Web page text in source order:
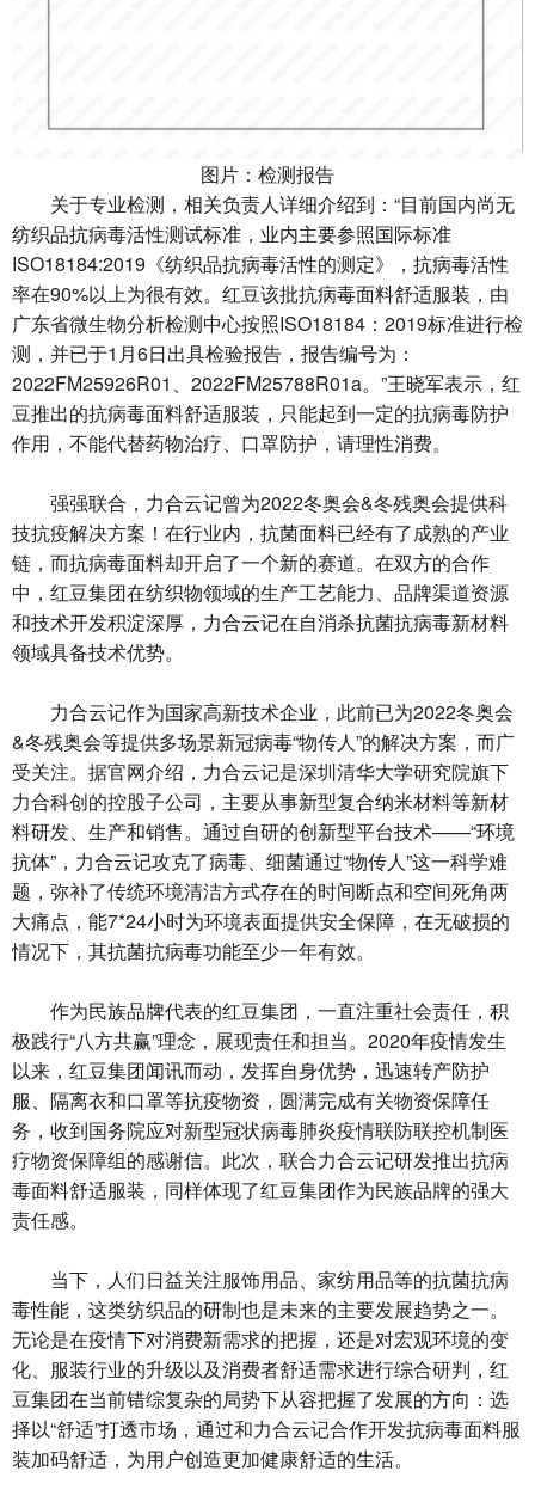
图片：检测报告
关于专业检测，相关负责人详细介绍到：“目前国内尚无
纺织品抗病毒活性测试标准，业内主要参照国际标准
ISO18184:2019《纺织品抗病毒活性的测定》，抗病毒活性
率在90%以上为很有效。红豆该批抗病毒面料舒适服装，由
广东省微生物分析检测中心按照ISO18184：2019标准进行检
测，并已于1月6日出具检验报告，报告编号为：
2022FM25926R01、2022FM25788R01a。”王晓军表示，红
豆推出的抗病毒面料舒适服装，只能起到一定的抗病毒防护
作用，不能代替药物治疗、口罩防护，请理性消费。
强强联合，力合云记曾为2022冬奥会&冬残奥会提供科
技抗疫解决方案！在行业内，抗菌面料已经有了成熟的产业
链，而抗病毒面料却开启了一个新的赛道。在双方的合作
中，红豆集团在纺织物领域的生产工艺能力、品牌渠道资源
和技术开发积淀深厚，力合云记在自消杀抗菌抗病毒新材料
领域具备技术优势。
力合云记作为国家高新技术企业，此前已为2022冬奥会
&冬残奥会等提供多场景新冠病毒“物传人”的解决方案，而广
受关注。据官网介绍，力合云记是深圳清华大学研究院旗下
力合科创的控股子公司，主要从事新型复合纳米材料等新材
料研发、生产和销售。通过自研的创新型平台技术——“环境
抗体”，力合云记攻克了病毒、细菌通过“物传人”这一科学难
题，弥补了传统环境清洁方式存在的时间断点和空间死角两
大痛点，能7*24小时为环境表面提供安全保障，在无破损的
情况下，其抗菌抗病毒功能至少一年有效。
作为民族品牌代表的红豆集团，一直注重社会责任，积
极践行“八方共赢”理念，展现责任和担当。2020年疫情发生
以来，红豆集团闻讯而动，发挥自身优势，迅速转产防护
服、隔离衣和口罩等抗疫物资，圆满完成有关物资保障任
务，收到国务院应对新型冠状病毒肺炎疫情联防联控机制医
疗物资保障组的感谢信。此次，联合力合云记研发推出抗病
毒面料舒适服装，同样体现了红豆集团作为民族品牌的强大
责任感。
当下，人们日益关注服饰用品、家纺用品等的抗菌抗病
毒性能，这类纺织品的研制也是未来的主要发展趋势之一。
无论是在疫情下对消费新需求的把握，还是对宏观环境的变
化、服装行业的升级以及消费者舒适需求进行综合研判，红
豆集团在当前错综复杂的局势下从容把握了发展的方向：选
择以“舒适”打透市场，通过和力合云记合作开发抗病毒面料服
装加码舒适，为用户创造更加健康舒适的生活。